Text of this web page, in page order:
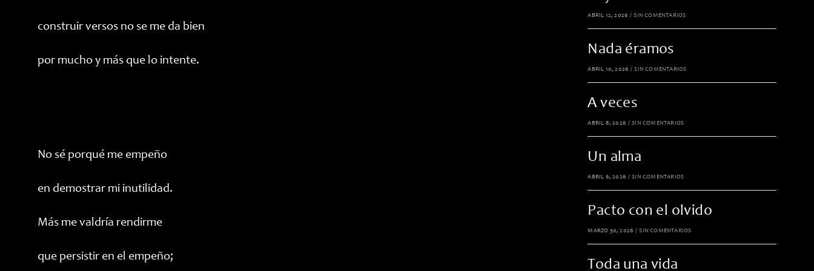
construir versos no se me da bien
por mucho y más que lo intente.
No sé porqué me empeño
en demostrar mi inutilidad.
Más me valdría rendirme
que persistir en el empeño;
ABRIL 12, 2026 / SIN COMENTARIOS
Nada éramos
ABRIL 10, 2026 / SIN COMENTARIOS
A veces
ABRIL 8, 2026 / SIN COMENTARIOS
Un alma
ABRIL 6, 2026 / SIN COMENTARIOS
Pacto con el olvido
MARZO 30, 2026 / SIN COMENTARIOS
Toda una vida